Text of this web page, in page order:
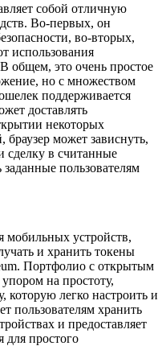
собой отличную
Во-первых, он
во-вторых,
использования
общем, это очень простое
но с множеством
поддерживается
доставлять
некоторых
может зависнуть,
сделку в считанные
заданные пользователям
мобильных устройств,
и хранить токены
Портфолио с открытым
на простоту,
которую легко настроить и
пользователям хранить
и предоставляет
для простого